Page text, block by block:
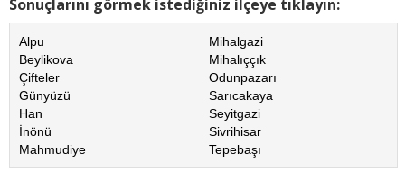
Sonuçlarını görmek istediğiniz ilçeye tıklayın:
Alpu
Beylikova
Çifteler
Günyüzü
Han
İnönü
Mahmudiye
Mihalgazi
Mihalıççık
Odunpazarı
Sarıcakaya
Seyitgazi
Sivrihisar
Tepebaşı